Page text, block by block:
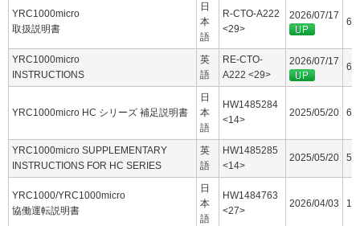
YRC1000micro
取扱説明書
日
本
語
R-CTO-A222
<29>
2026/07/17
YRC1000micro
INSTRUCTIONS
英
語
RE-CTO-
A222 <29>
2026/07/17
YRC1000micro HC シリーズ 補足説明書
日
本
語
HW1485284
<14>
2025/05/20
YRC1000micro SUPPLEMENTARY
INSTRUCTIONS FOR HC SERIES
英
語
HW1485285
<14>
2025/05/20
YRC1000/YRC1000micro
協働運転説明書
日
本
語
HW1484763
<27>
2026/04/03